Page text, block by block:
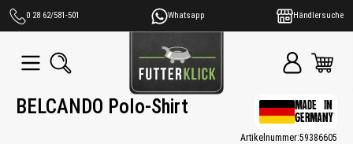
springen
0 28 62/581-501 Whatsapp Händlersuche
BELCANDO Polo-Shirt
MADE IN
GERMANY
Artikelnummer:59386605